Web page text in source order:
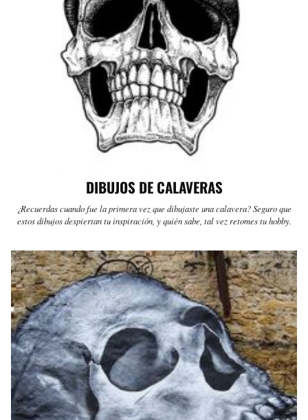
DIBUJOS DE CALAVERAS
¿Recuerdas cuando fue la primera vez que dibujaste una calavera? Seguro que
estos dibujos despiertan tu inspiración, y quién sabe, tal vez retomes tu hobby.